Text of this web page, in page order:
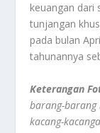
keuangan dari
tunjangan
pada bulan
tahunannya
Keterangan
barang-barang
kacang-